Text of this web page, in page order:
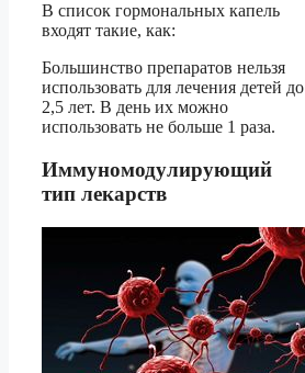
В список гормональных капель
входят такие, как:
Большинство препаратов нельзя
использовать для лечения детей до
2,5 лет. В день их можно
использовать не больше 1 раза.
Иммуномодулирующий
тип лекарств